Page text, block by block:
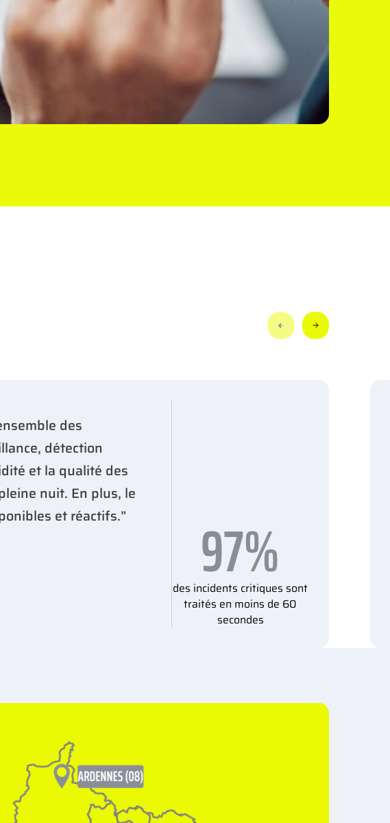
des
détection
et la qualité des
nuit. En plus, le
et réactifs.”
97%
des incidents critiques sont
traités en moins de 60
secondes